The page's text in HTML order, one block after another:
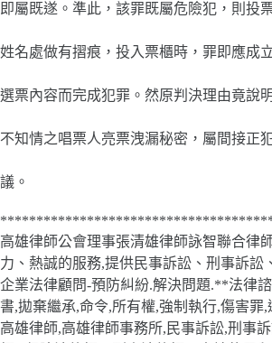
即屬既遂。準此，該罪既屬危險犯，則投
姓名處做有摺痕，投入票櫃時，罪即應成
選票內容而完成犯罪。然原判決理由竟說
不知情之唱票人亮票洩漏秘密，屬間接正
議。
高雄律師公會理事張清雄律師詠智聯合律
力、熱誠的服務,提供民事訴訟、刑事訴訟
企業法律顧問-預防糾紛.解決問題.**法律
書,拋棄繼承,命令,所有權,強制執行,傷害
高雄律師,高雄律師事務所,民事訴訟,刑事